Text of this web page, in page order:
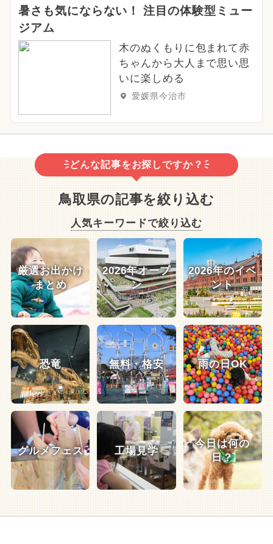
暑さも気にならない！ 注目の体験型ミュー
ジアム
木のぬくもりに包まれて赤
ちゃんから大人まで思い思
いに楽しめる
愛媛県今治市
どんな記事をお探しですか？
鳥取県の記事を絞り込む
人気キーワードで絞り込む
厳選お出かけ
まとめ
2026年オープ
ン
2026年のイベ
ント
恐竜 無料・格安 雨の日OK
グルメフェス 工場見学
今日は何の
日？